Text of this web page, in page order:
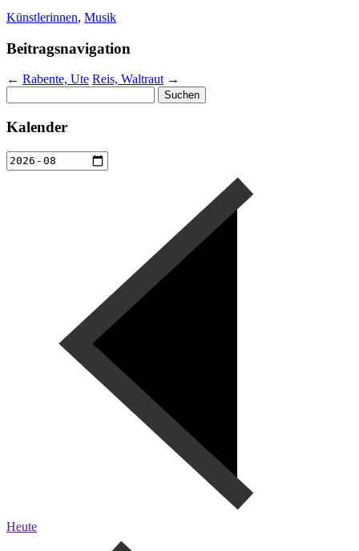
Künstlerinnen, Musik
Beitragsnavigation
← Rabente, Ute Reis, Waltraut →
nach:
Kalender
Heute